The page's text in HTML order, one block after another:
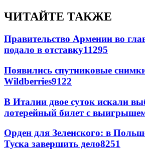
ЧИТАЙТЕ ТАКЖЕ
Правительство Армении во
подало в отставку11295
Появились спутниковые
Wildberries9122
В Италии двое суток искали
лотерейный билет с
Орден для Зеленского: в
Туска завершить дело8251